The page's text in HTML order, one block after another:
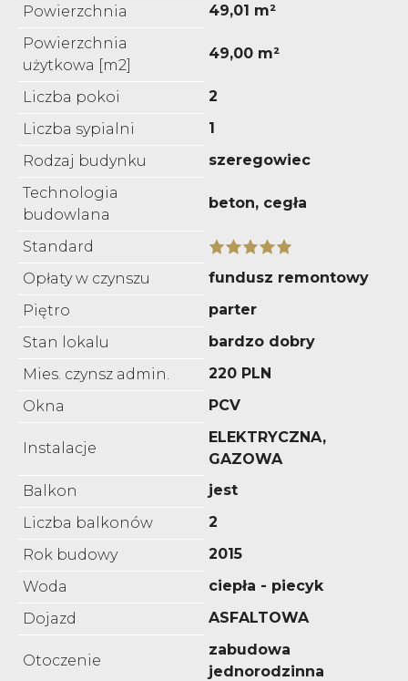
Powierzchnia
49,01 m²
Powierzchnia
użytkowa [m2]
49,00 m²
Liczba pokoi
2
Liczba sypialni
1
Rodzaj budynku
szeregowiec
Technologia
budowlana
beton, cegła
Standard
Opłaty w czynszu
fundusz remontowy
Piętro
parter
Stan lokalu
bardzo dobry
Mies. czynsz admin.
220 PLN
Okna
PCV
Instalacje
ELEKTRYCZNA,
GAZOWA
Balkon
jest
Liczba balkonów
2
Rok budowy
2015
Woda
ciepła - piecyk
Dojazd
ASFALTOWA
Otoczenie
zabudowa
jednorodzinna